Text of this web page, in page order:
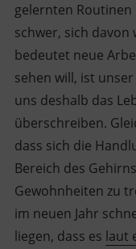
gelernten Routinen
schwer, sich davon
bedeutet neue
sehen will, ist
uns deshalb das
überschreiben.
dass sich die
Bereich des
Gewohnheiten zu
im neuen Jahr
liegen, dass es laut